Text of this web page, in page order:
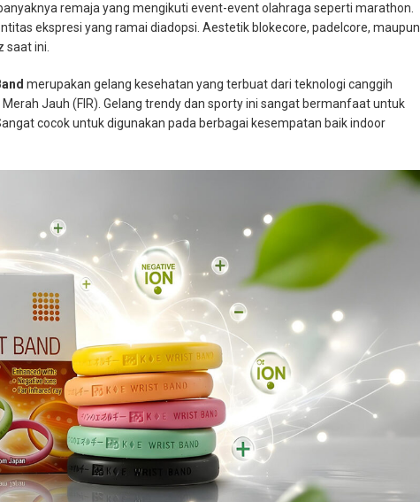
remaja yang mengikuti event-event olahraga seperti marathon.
ekspresi yang ramai diadopsi. Aestetik blokecore, padelcore, maupun
saat ini.
merupakan gelang kesehatan yang terbuat dari teknologi canggih
Jauh (FIR). Gelang trendy dan sporty ini sangat bermanfaat untuk
cocok untuk digunakan pada berbagai kesempatan baik indoor